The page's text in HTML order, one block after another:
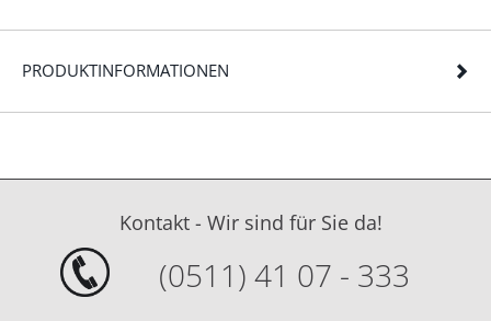
PRODUKTINFORMATIONEN
Kontakt - Wir sind für Sie da!
(0511) 41 07 - 333